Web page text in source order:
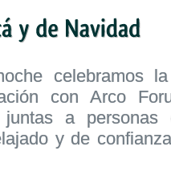
celebramos
con Arco
juntas a personas
y de